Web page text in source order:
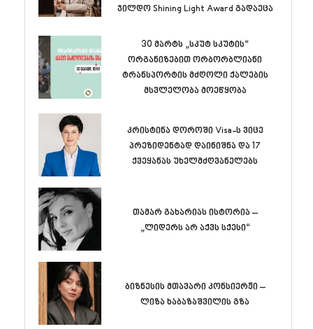
ჯილდო Shining Light Award გადაეცა
30 მარტს „სკუტ სკუტის“
ორგანიზებით ორბორბლიანი
ტრანსპორტის მძღოლი ქალების
მსვლელობა მოეწყობა
კრისტინა დოროში Visa-ს ვიცე
პრეზიდენტად დაინიშნა და 17
ქვეყანას უხელმძღვანელებს
თამარ გახარიას ისტორია –
„ლიდერს არ აქვს სქესი“
ბიზნესის მთავარი კონსიერჟი –
ლიზა ხაბაზაშვილის გზა